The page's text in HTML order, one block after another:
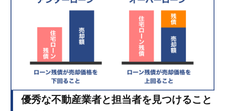
優秀な不動産業者と担当者を見つけること